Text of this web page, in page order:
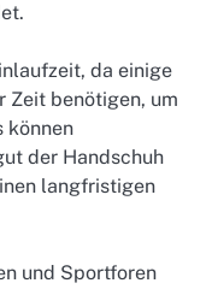
da einige
Zeit benötigen, um
können
der Handschuh
langfristigen
und Sportforen